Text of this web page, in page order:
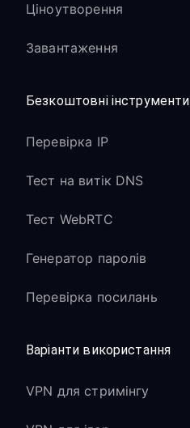
Ціноутворення
Завантаження
Безкоштовні інструменти
Перевірка IP
Тест на витік DNS
Тест WebRTC
Генератор паролів
Перевірка посилань
Варіанти використання
VPN для стримінгу